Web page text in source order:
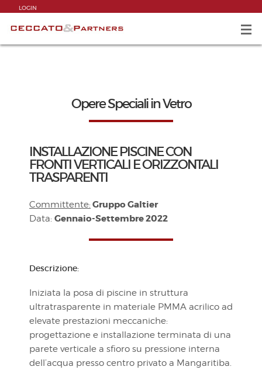
LOGIN
Opere Speciali in Vetro
INSTALLAZIONE PISCINE CON
FRONTI VERTICALI E ORIZZONTALI
TRASPARENTI
Committente: Gruppo Galtier
Data: Gennaio-Settembre 2022
Descrizione:
Iniziata la posa di piscine in struttura
ultratrasparente in materiale PMMA acrilico ad
elevate prestazioni meccaniche:
progettazione e installazione terminata di una
parete verticale a sfioro su pressione interna
dell’acqua presso centro privato a Mangaritiba.